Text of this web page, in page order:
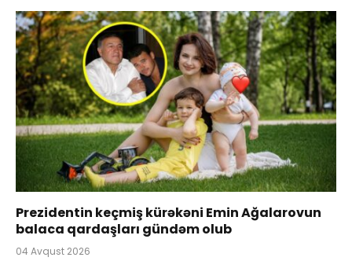
Prezidentin keçmiş kürəkəni Emin Ağalarovun
balaca qardaşları gündəm olub
04 Avqust 2026